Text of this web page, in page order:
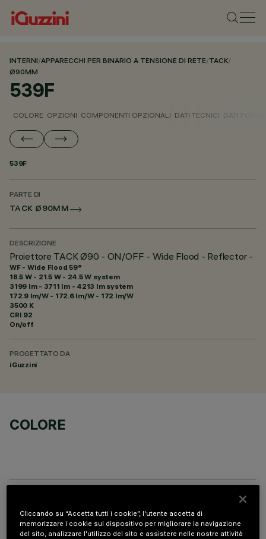
INTERNI/APPARECCHI PER BINARIO A TENSIONE DI RETE/TACK/
Ø90MM
539F
COLORE OPZIONI COMPONENTI OPZIONALI DATI TECNICI DATI
539F
PARTE DI
TACK Ø90MM
DESCRIZIONE
Proiettore TACK Ø90 - ON/OFF - Wide Flood - Reflector -
WF - Wide Flood 59°
18.5 W - 21.5 W - 24.5 W system
3199 lm - 3711 lm - 4213 lm system
172.9 lm/W - 172.6 lm/W - 172 lm/W
3500 K
CRI 92
On/off
PROGETTATO DA
iGuzzini
COLORE
PROFILO
Cliccando su “Accetta tutti i cookie”, l'utente accetta di
memorizzare i cookie sul dispositivo per migliorare la navigazione
del sito, analizzare l'utilizzo del sito e assistere nelle nostre attività